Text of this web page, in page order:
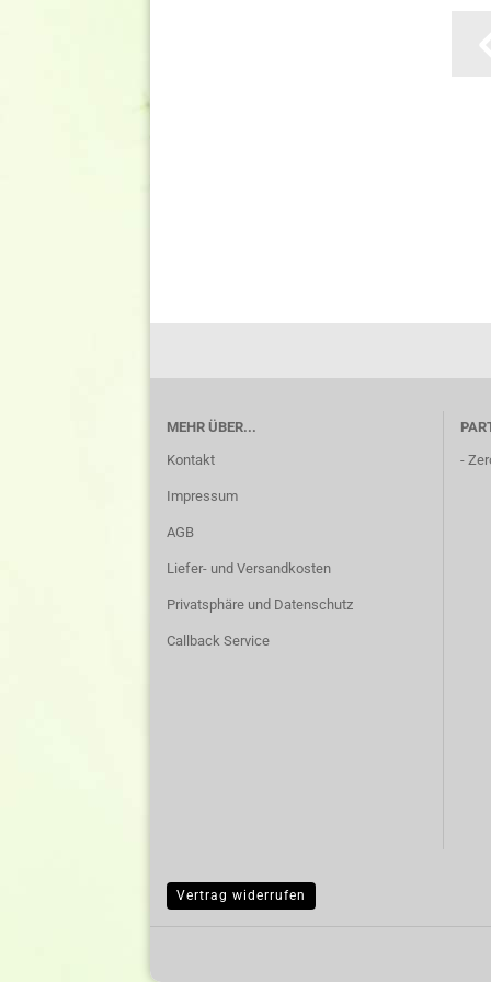
MEHR ÜBER...
Kontakt
Impressum
AGB
Liefer- und Versandkosten
Privatsphäre und Datenschutz
Callback Service
-
Vertrag widerrufen